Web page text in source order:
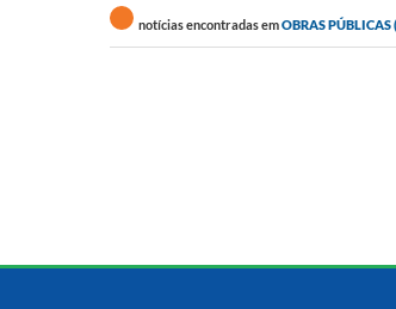
notícias encontradas emOBRAS